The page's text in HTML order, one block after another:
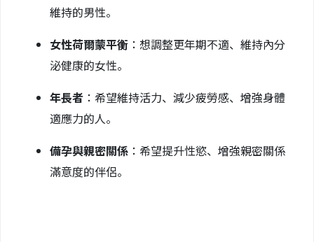
維持的男性。
女性荷爾蒙平衡 ：想調整更年期不適、維持內分
泌健康的女性。
年長者 ：希望維持活力、減少疲勞感、增強身體
適應力的人。
備孕與親密關係 ：希望提升性慾、增強親密關係
滿意度的伴侶。